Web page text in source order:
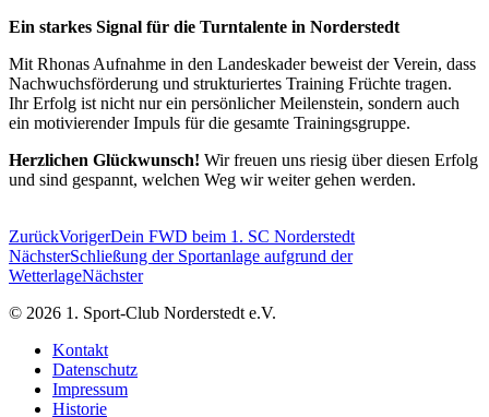
Ein starkes Signal für die Turntalente in Norderstedt
Mit Rhonas Aufnahme in den Landeskader beweist der Verein, dass
Nachwuchsförderung und strukturiertes Training Früchte tragen.
Ihr Erfolg ist nicht nur ein persönlicher Meilenstein, sondern auch
ein motivierender Impuls für die gesamte Trainingsgruppe.
Herzlichen Glückwunsch! Wir freuen uns riesig über diesen Erfolg
und sind gespannt, welchen Weg wir weiter gehen werden.
ZurückVorigerDein FWD beim 1. SC Norderstedt
NächsterSchließung der Sportanlage aufgrund der
WetterlageNächster
© 2026 1. Sport-Club Norderstedt e.V.
Kontakt
Datenschutz
Impressum
Historie